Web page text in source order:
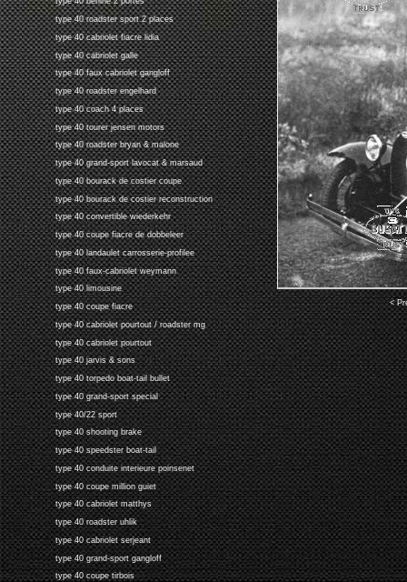
type 40 roadster sport 2 places
type 40 cabriolet fiacre lidia
type 40 cabriolet galle
type 40 faux cabriolet gangloff
type 40 roadster engelhard
type 40 coach 4 places
type 40 tourer jensen motors
type 40 roadster bryan & malone
type 40 grand-sport lavocat & marsaud
type 40 bourack de costier coupe
type 40 bourack de costier reconstruction
type 40 convertible wiederkehr
type 40 coupe fiacre de dobbeleer
type 40 landaulet carrosserie-profilee
type 40 faux-cabriolet weymann
type 40 limousine
type 40 coupe fiacre
type 40 cabriolet pourtout / roadster mg
type 40 cabriolet pourtout
type 40 jarvis & sons
type 40 torpedo boat-tail bullet
type 40 grand-sport special
type 40/22 sport
type 40 shooting brake
type 40 speedster boat-tail
type 40 conduite interieure poinsenet
type 40 coupe million guiet
type 40 cabriolet matthys
type 40 roadster uhlik
type 40 cabriolet serjeant
type 40 grand-sport gangloff
type 40 coupe tirbois
<